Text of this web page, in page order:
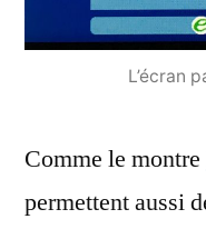
L’écran
Comme le montre
permettent aussi